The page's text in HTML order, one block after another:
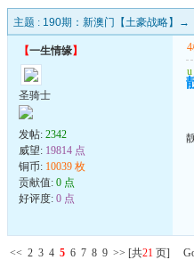
主题 : 190期：新澳门【土豪战略】→
【一生情缘】
圣骑士
发帖: 2342
威望: 19814 点
铜币: 10039 枚
贡献值: 0 点
好评度: 0 点
u
<< 2 3 4 5 6 7 8 9 >> [共21 页]